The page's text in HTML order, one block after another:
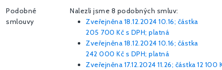
Podobné
smlouvy
Nalezli jsme 8 podobných smluv:
Zveřejněna 18.12.2024 10.16; částka
205 700 Kč s DPH; platná
Zveřejněna 18.12.2024 10.16; částka
242 000 Kč s DPH; platná
Zveřejněna 17.12.2024 11.26; částka 12 100